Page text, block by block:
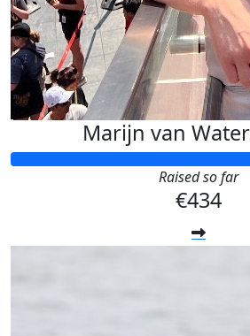
Marijn van
Raised so far
€434